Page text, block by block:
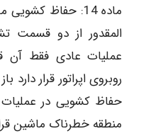
ماده‌ 14: حفاظ
المقدور از دو قسمت
عملیات عادی فقط
روبروی اپراتور قرار
حفاظ کشویی در
منطقه خطرناک ماشین